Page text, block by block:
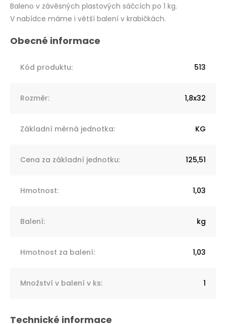
Baleno v závěsných plastových sáčcích po 1 kg.
V nabídce máme i větší balení v krabičkách.
Kód produktu: 513
Rozměr: 1,8x32
Základní měrná jednotka: KG
Cena za základní jednotku: 125,51
Hmotnost: 1,03
Balení: kg
Hmotnost za balení: 1,03
Množství v balení v ks: 1